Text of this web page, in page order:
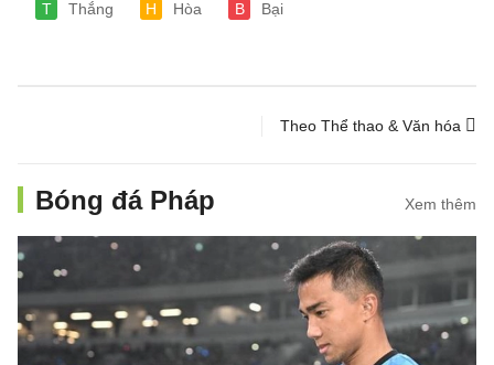
T Thắng H Hòa B Bại
Theo Thể thao & Văn hóa
Bóng đá Pháp Xem thêm